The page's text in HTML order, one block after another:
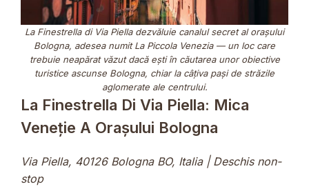
La Finestrella di Via Piella dezvăluie canalul secret al orașului
Bologna, adesea numitLa Piccola Venezia— un loc care
trebuie neapărat văzut dacă ești în căutarea unor obiective
turistice ascunse Bologna, chiar la câțiva pași de străzile
aglomerate ale centrului.
La Finestrella Di Via Piella: Mica
Veneție A Orașului Bologna
Via Piella, 40126 Bologna BO, Italia | Deschis non-
stop